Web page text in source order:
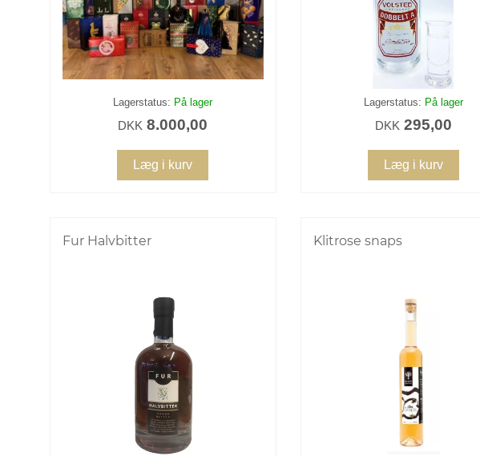
Lagerstatus: På lager
DKK 8.000,00
Læg i kurv
Lagerstatus: På lager
DKK 295,00
Læg i kurv
Fur Halvbitter Klitrose snaps